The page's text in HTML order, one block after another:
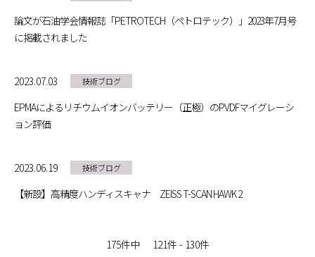
論文が石油学会情報誌「PETROTECH（ペトロテック）」2023年7月号
に掲載されました
2023.07.03 技術ブログ
EPMAによるリチウムイオンバッテリー（正極）のPVDFマイグレーシ
ョン評価
2023.06.19 技術ブログ
【新設】高精度ハンディスキャナ ZEISS T-SCAN HAWK 2
175件中 121件 - 130件